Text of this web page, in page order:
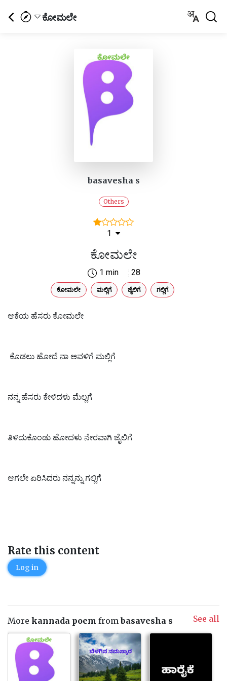
ಕೋಮಲೇ
basavesha s
Others
1
ಕೋಮಲೇ
1 min 28
ಕೋಮಲೇ ಮಲ್ಲಿಗೆ ಜೈಲಿಗೆ ಗಲ್ಲಿಗೆ
ಆಕೆಯ ಹೆಸರು ಕೋಮಲೇ
ಕೊಡಲು ಹೋದೆ ನಾ ಅವಳಿಗೆ ಮಲ್ಲಿಗೆ
ನನ್ನ ಹೆಸರು ಕೇಳಿದಳು ಮೆಲ್ಲಗೆ
ತಿಳಿದುಕೊಂಡು ಹೋದಳು ನೇರವಾಗಿ ಜೈಲಿಗೆ
ಆಗಲೇ ಏರಿಸಿದರು ನನ್ನನ್ನು ಗಲ್ಲಿಗೆ
Rate this content
Log in
More kannada poem frombasavesha s See all